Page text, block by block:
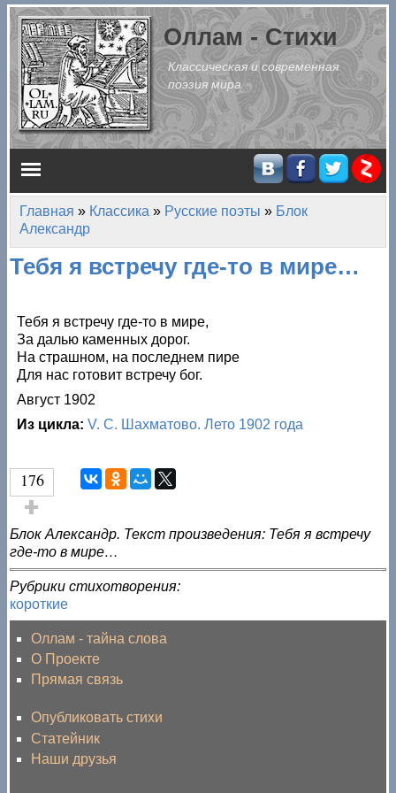
Перейти к основному содержанию
Оллам - Стихи
Классическая и современная
поэзия мира
Главное меню
Вы здесь
Главная » Классика » Русские поэты » Блок
Александр
Тебя я встречу где-то в мире…
Тебя я встречу где-то в мире,
За далью каменных дорог.
На страшном, на последнем пире
Для нас готовит встречу бог.
Август 1902
Из цикла:V. С. Шахматово. Лето 1902 года
176
Голос за!
Блок Александр. Текст произведения: Тебя я встречу
где-то в мире…
Рубрики стихотворения:
короткие
Оллам - тайна слова
О Проекте
Прямая связь
Опубликовать стихи
Статейник
Наши друзья